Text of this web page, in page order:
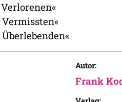
Vermissten«
Autor:
Frank